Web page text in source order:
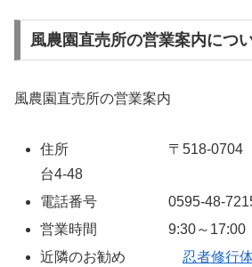
風農園直売所の営業案内につ
風農園直売所の営業案内
住所 〒518-0704 三重
台4-48
電話番号 0595-48-
営業時間 9:30～17:00
近隣のお勧め 忍者修行